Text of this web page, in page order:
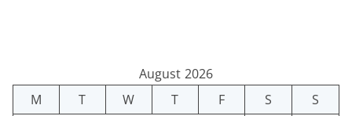
August 2026
M
T W T F S
S